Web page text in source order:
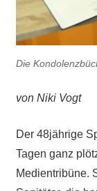
Die
von Niki Vogt
Der 48jährige
Tagen ganz
Medientribüne.